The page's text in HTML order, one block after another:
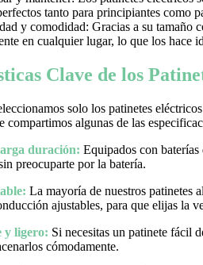
tanto para principiantes como
y comodidad: Gracias a su tamaño
en cualquier lugar, lo que los hace
Clave de los
solo los patinetes
compartimos algunas de las
duración: Equipados con
preocuparte por la batería.
La mayoría de nuestros patinetes
ajustables, para que elijas la
y ligero: Si necesitas un patinete fácil
cómodamente.